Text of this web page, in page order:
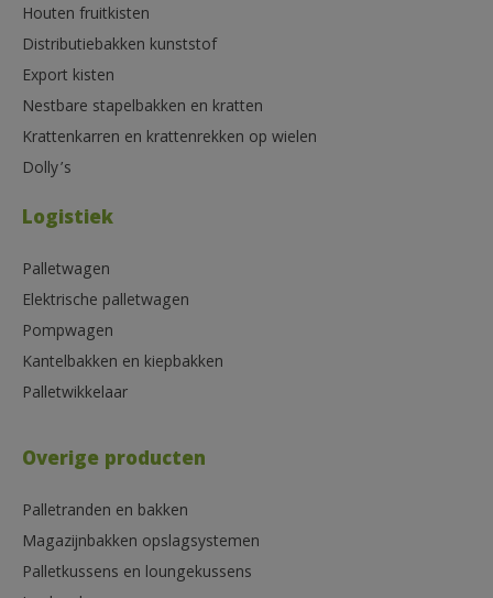
Houten fruitkisten
Distributiebakken kunststof
Export kisten
Nestbare stapelbakken en kratten
Krattenkarren en krattenrekken op wielen
Dolly’s
Logistiek
Palletwagen
Elektrische palletwagen
Pompwagen
Kantelbakken en kiepbakken
Palletwikkelaar
Overige producten
Palletranden en bakken
Magazijnbakken opslagsystemen
Palletkussens en loungekussens